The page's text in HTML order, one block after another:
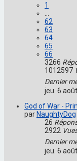
1
62
63
64
65
66
3266
1012597
Dernier
jeu. 6
God of War -
parNaughtyDog
26
2922
Dernier
jeu. 6